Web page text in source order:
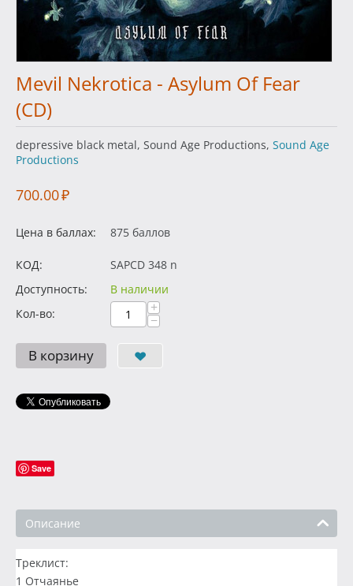
Mevil Nekrotica - Asylum Of Fear
(CD)
depressive black metal, Sound Age Productions, Sound Age
Productions
700.00₽
Цена в баллах: 875 баллов
КОД:
SAPCD 348 n
Доступность:
В наличии
Кол-во:
+
−
В корзину
Save
Описание
Треклист:
1 Отчаянье